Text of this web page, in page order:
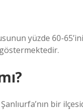
yüzde 60-
bir